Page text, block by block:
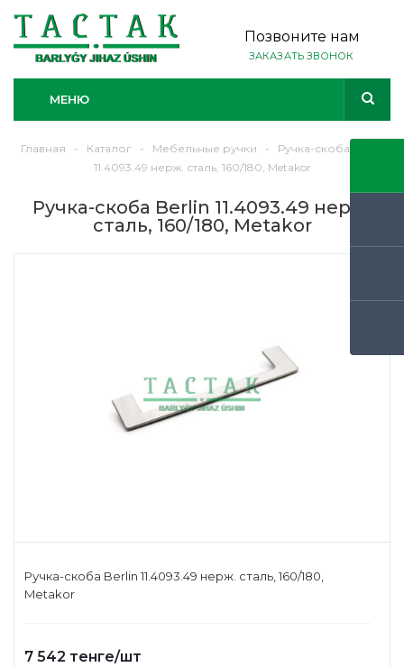
Позвоните нам
ЗАКАЗАТЬ ЗВОНОК
МЕНЮ
Главная - Каталог - Мебельные ручки -
Ручка-скоба Berlin
11.4093.49 нерж. сталь, 160/180, Metakor
Ручка-скоба Berlin 11.4093.49 нерж.
сталь, 160/180, Metakor
Ручка-скоба Berlin 11.4093.49 нерж. сталь, 160/180,
Metakor
7 542 тенге/шт